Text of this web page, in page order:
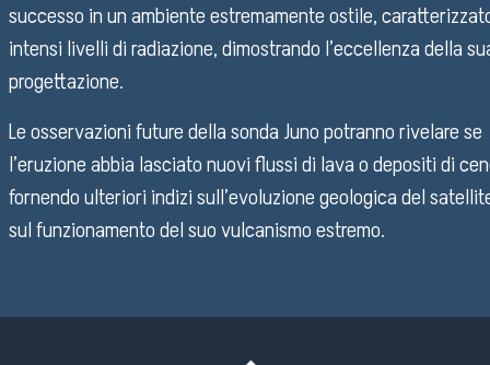
successo in un ambiente estremamente ostile,
intensi livelli di radiazione, dimostrando l’eccellenza della
progettazione.
Le osservazioni future della sonda Juno potranno rivelare se
l’eruzione abbia lasciato nuovi flussi di lava o depositi di
fornendo ulteriori indizi sull’evoluzione geologica del
sul funzionamento del suo vulcanismo estremo.